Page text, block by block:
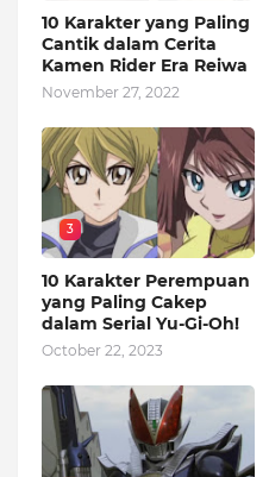
10 Karakter yang Paling
Cantik dalam Cerita
Kamen Rider Era Reiwa
November 27, 2022
3
10 Karakter Perempuan
yang Paling Cakep
dalam Serial Yu-Gi-Oh!
October 22, 2023